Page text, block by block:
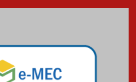
Mackenzie mobiliza campanha
solidária para apoiar famílias em
Minas Gerais